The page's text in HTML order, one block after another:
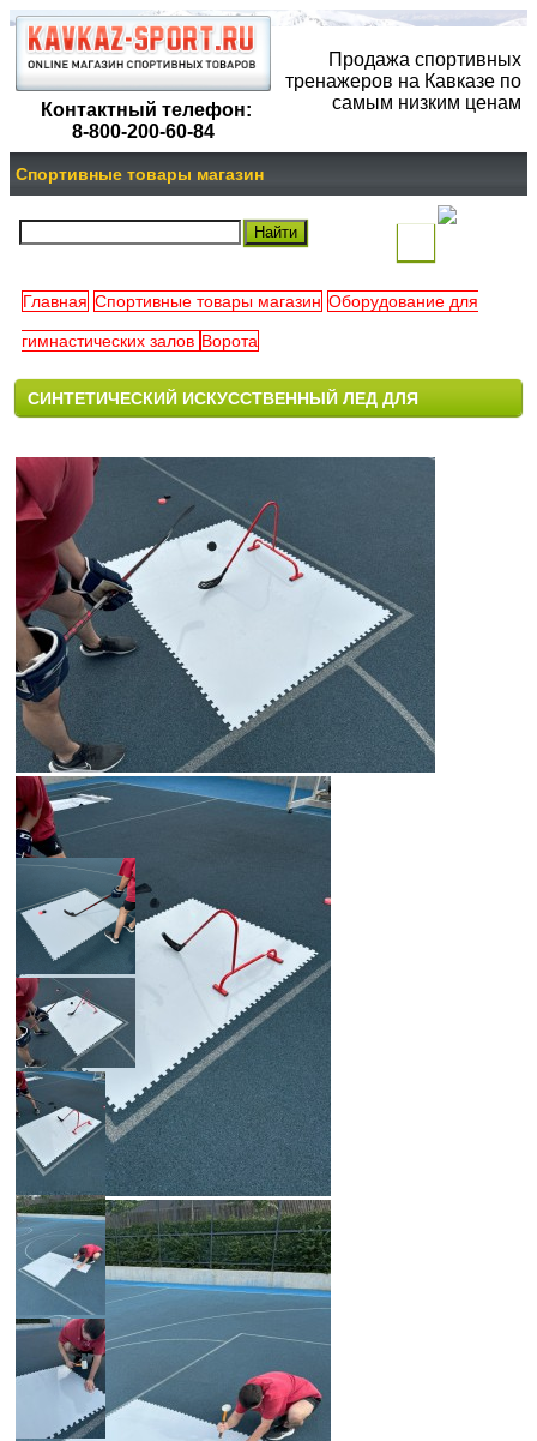
Контактный телефон:
8-800-200-60-84
Продажа спортивных
тренажеров на Кавказе по
самым низким ценам
Спортивные товары магазин
пуста
Главная Спортивные товары магазин Оборудование для
гимнастических залов Ворота
СИНТЕТИЧЕСКИЙ ИСКУССТВЕННЫЙ ЛЕД ДЛЯ